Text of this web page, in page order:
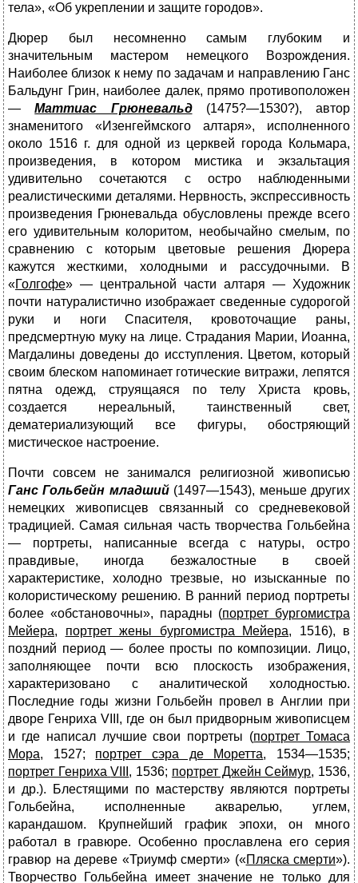
тела», «Об укреплении и защите городов».
Дюрер
был несомненно самым глубоким и
значительным мастером немецкого Возрождения.
Наиболее близок к нему по задачам и направлению Ганс
Бальдунг Грин, наиболее далек, прямо противоположен
—Маттиас Грюневальд
(1475?—1530?), автор
знаменитого «Изенгеймского алтаря», исполненного
около 1516 г. для одной из церквей города Кольмара,
произведения, в котором ми­стика и экзальтация
удивительно сочетаются с остро наблюденными
реалистическими деталями. Нервность, экспрессивность
произ­ведения Грюневальда обусловлены прежде всего
его удивительным колоритом, необычайно смелым, по
сравнению с которым цветовые решения Дюрера
кажутся жесткими, холодными и рассудочными. В
«Голгофе» — центральной части алтаря — Художник
почти натуралистично изображает сведенные судорогой
руки и ноги Спасителя, кровоточащие раны,
предсмертную муку на лице. Страда­ния Марии, Иоанна,
Магдалины доведены до исступления. Цветом, который
своим блеском напоминает готические витражи, лепятся
пятна одежд, струящаяся по телу Христа кровь,
создается нереаль­ный, таинственный свет,
дематериализующий все фигуры, обост­ряющий
мистическое настроение.
Почти совсем не занимался религиозной живописью
Ганс Гольбейн младший(1497—1543), меньше других
немецких живописцев связанный со средневековой
традицией. Самая сильная часть творчества Гольбейна
— портреты, написанные всегда с натуры, остро
правдивые, иногда безжалостные в своей
характеристике, холодно трезвые, но изысканные по
колористическому решению. В ранний период портреты
более «обстановочны», парадны (портрет бургомистра
Мейера, портрет жены бургомистра Мейера, 1516), в
поздний период — более просты по композиции. Лицо,
заполняющее почти всю плоскость изображения,
характеризовано с аналитической холодностью.
Последние годы жизни Гольбейн провел в Англии при
дворе Генриха VIII, где он был придворным живописцем
и где написал лучшие свои портреты (портрет Томаса
Мора, 1527; портрет сэра де Моретта, 1534—1535;
портрет ГенрихаVIII , 1536; портрет Джейн Сеймур, 1536,
и др.). Блестящими по мастерству являются портреты
Гольбейна, исполненные акварелью, углем,
карандашом. Крупнейший график эпохи, он много
работал в гравюре. Особенно прославлена его серия
гравюр на дереве «Триумф смерти» («Пляска смерти»).
Творчество Гольбейна имеет значение не только для